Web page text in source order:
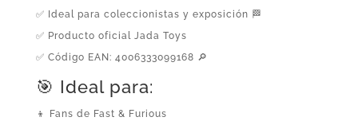
✅ Ideal para coleccionistas y exposición 🏁
✅ Producto oficial Jada Toys
✅ Código EAN: 4006333099168 🔎
🎯 Ideal para:
👦 Fans de Fast & Furious